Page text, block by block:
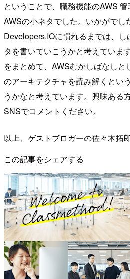
ということで、職務機能のAWS
AWSの小ネタでした。いかがでし
Developers.IOに慣れるまでは、
タを書いていこうかと考えていま
をまとめて、AWSむかしばなしと
のアーキテクチャを読み解くとい
うかなと考えています。興味ある
SNSでコメントください。
以上、ゲストブロガーの佐々木拓
この記事をシェアする